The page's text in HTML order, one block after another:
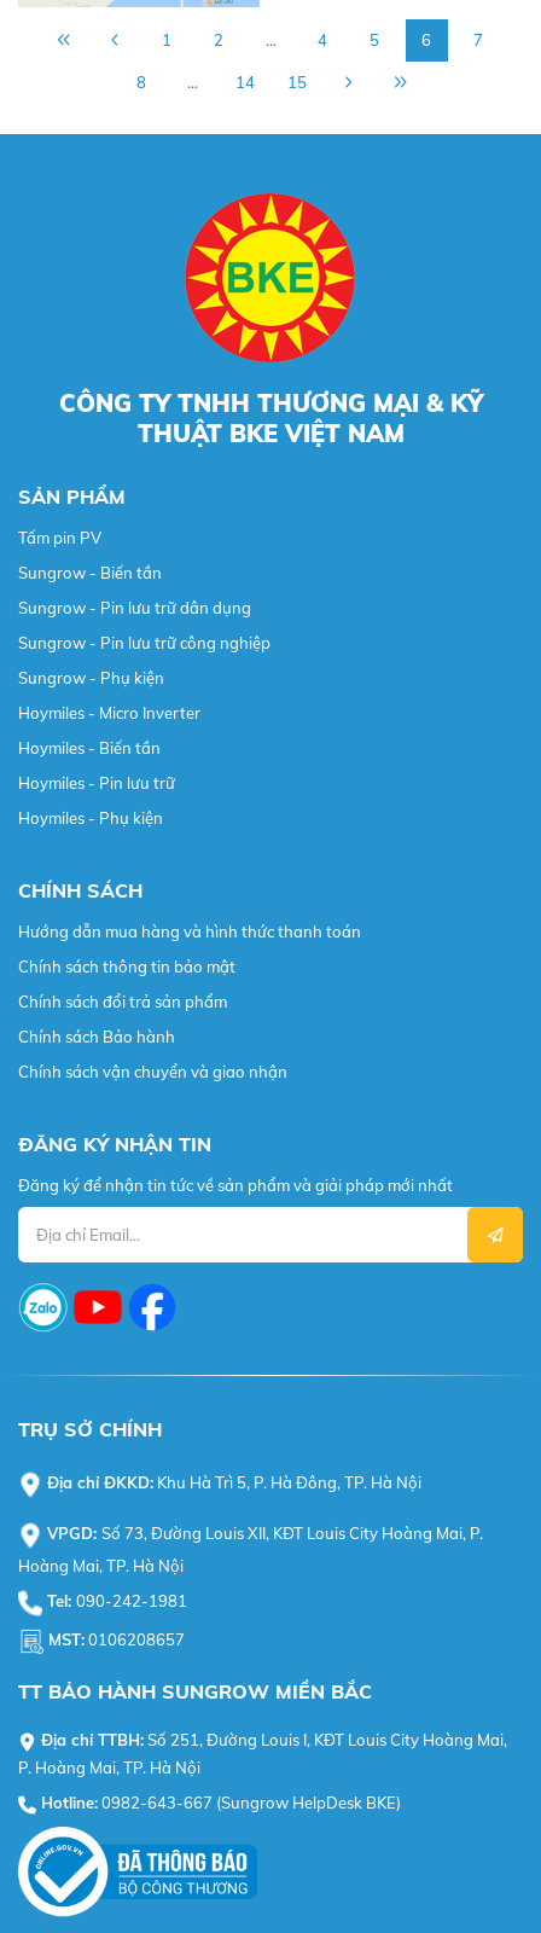
1 2 ... 4 5 6 7
8 ... 14 15
CÔNG TY TNHH THƯƠNG MẠI & KỸ
THUẬT BKE VIỆT NAM
SẢN PHẨM
Tấm pin PV
Sungrow - Biến tần
Sungrow - Pin lưu trữ dân dụng
Sungrow - Pin lưu trữ công nghiệp
Sungrow - Phụ kiện
Hoymiles - Micro Inverter
Hoymiles - Biến tần
Hoymiles - Pin lưu trữ
Hoymiles - Phụ kiện
CHÍNH SÁCH
Hướng dẫn mua hàng và hình thức thanh toán
Chính sách thông tin bảo mật
Chính sách đổi trả sản phẩm
Chính sách Bảo hành
Chính sách vận chuyển và giao nhận
ĐĂNG KÝ NHẬN TIN
Đăng ký để nhận tin tức về sản phẩm và giải pháp mới nhất
TRỤ SỞ CHÍNH
Địa chỉ ĐKKD: Khu Hà Trì 5, P. Hà Đông, TP. Hà Nội
VPGD: Số 73, Đường Louis XII, KĐT Louis City Hoàng Mai, P.
Hoàng Mai, TP. Hà Nội
Tel: 090-242-1981
MST:0106208657
TT BẢO HÀNH SUNGROW MIỀN BẮC
Địa chỉ TTBH:Số 251, Đường Louis I, KĐT Louis City Hoàng Mai,
P. Hoàng Mai, TP. Hà Nội
Hotline:0982-643-667 (Sungrow HelpDesk BKE)